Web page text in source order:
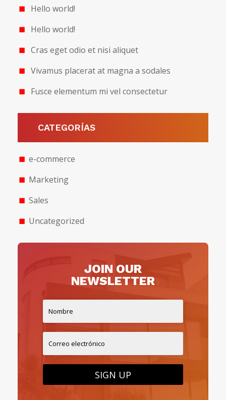
Hello world!
Hello world!
Cras eget odio et nisi aliquet
Vivamus placerat at magna a sodales
Fusce elementum mi vel consectetur
CATEGORÍAS
e-commerce
Marketing
Sales
Uncategorized
JOIN OUR
NEWSLETTER
SIGN UP